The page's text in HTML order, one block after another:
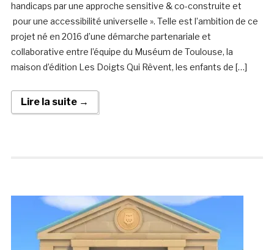
handicaps par une approche sensitive & co-construite et
pour une accessibilité universelle ». Telle est l’ambition de ce
projet né en 2016 d’une démarche partenariale et
collaborative entre l’équipe du Muséum de Toulouse, la
maison d’édition Les Doigts Qui Rêvent, les enfants de […]
Lire la suite →